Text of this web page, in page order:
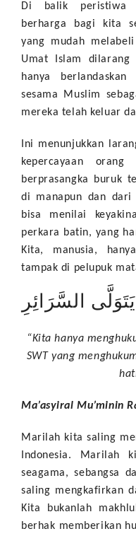
Di balik peristiwa
berharga bagi kita
yang mudah
Umat Islam dilarang
hanya
sesama Muslim
mereka telah keluar
Ini menunjukkan
kepercayaan
berprasangka buruk
di manapun dan dari
bisa menilai
perkara batin, yang
Kita, manusia,
tampak di pelupuk
السَّرَائِرِ
“Kita hanya
SWT yang
Ma’asyiral Mu’minin
Marilah kita saling
Indonesia. Marilah
seagama, sebangsa
saling mengkafirkan
Kita bukanlah
berhak memberikan